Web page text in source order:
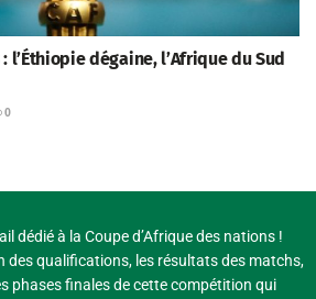
: l’Éthiopie dégaine, l’Afrique du Sud
0
dédié à la Coupe d’Afrique des nations !
des qualifications, les résultats des matchs,
phases finales de cette compétition qui